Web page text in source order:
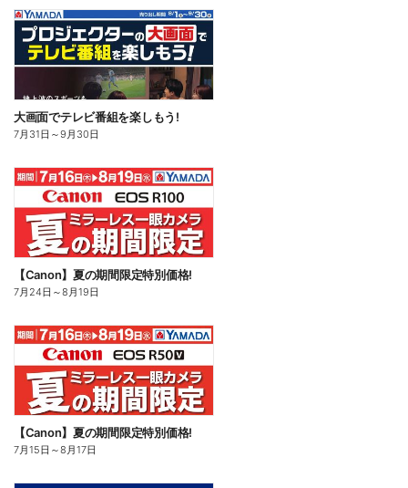
大画面でテレビ番組を楽しもう!
7月31日 ～9月30日
【Canon】夏の期間限定特別価格!
7月24日 ～8月19日
【Canon】夏の期間限定特別価格!
7月15日 ～8月17日